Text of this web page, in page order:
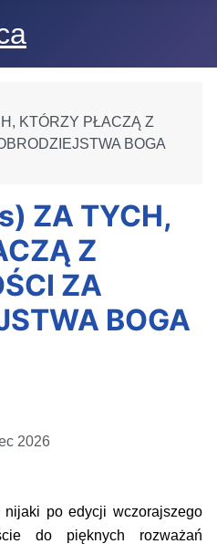
KTÓRZY PŁACZĄ Z
BOGA
ZA TYCH,
Z
ZA
BOGA
2026
nijaki po edycji wczorajszego
do pięknych rozważań